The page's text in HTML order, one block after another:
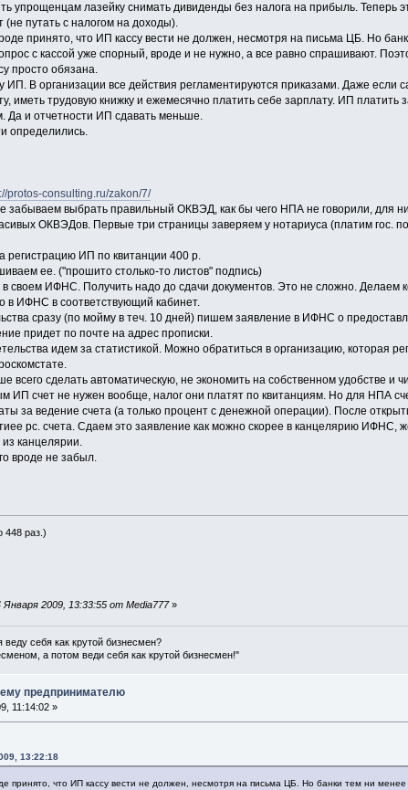
упрощенцам лазейку снимать дивиденды без налога на прибыль. Теперь
(не путать с налогом на доходы).
принято, что ИП кассу вести не должен, несмотря на письма ЦБ. Но
с кассой уже спорный, вроде и не нужно, а все равно спрашивают.
просто обязана.
В организации все действия регламентируются приказами. Даже если
иметь трудовую книжку и ежемесячно платить себе зарплату. ИП
Да и отчетности ИП сдавать меньше.
определились.
protos-consulting.ru/zakon/7/
забываем выбрать правильный ОКВЭД, как бы чего НПА не говорили, для
ОКВЭДов. Первые три страницы заверяем у нотариуса (платим гос.
регистрацию ИП по квитанции 400 р.
ее. ("прошито столько-то листов" подпись)
своем ИФНС. Получить надо до сдачи документов. Это не сложно. Делаем
в ИФНС в соответствующий кабинет.
сразу (по мойму в теч. 10 дней) пишем заявление в ИФНС о
придет по почте на адрес прописки.
идем за статистикой. Можно обратиться в организацию, которая
всего сделать автоматическую, не экономить на собственном удобстве и
ИП счет не нужен вообще, налог они платят по квитанциям. Но для НПА
за ведение счета (а только процент с денежной операции). После
рс. счета. Сдаем это заявление как можно скорее в канцелярию ИФНС,
из канцелярии.
вроде не забыл.
448 раз.)
2009, 13:33:55 от Media777»
себя как крутой бизнесмен?
а потом веди себя как крутой бизнесмен!"
предпринимателю
11:14:02 »
13:22:18
принято, что ИП кассу вести не должен, несмотря на письма ЦБ. Но банки тем ни